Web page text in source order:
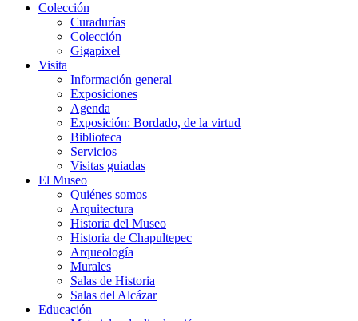
Colección
Curadurías
Colección
Gigapixel
Visita
Información general
Exposiciones
Agenda
Exposición: Bordado, de la virtud
Biblioteca
Servicios
Visitas guiadas
El Museo
Quiénes somos
Arquitectura
Historia del Museo
Historia de Chapultepec
Arqueología
Murales
Salas de Historia
Salas del Alcázar
Educación